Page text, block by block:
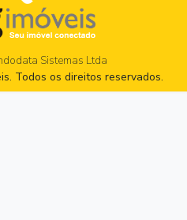
Sistemas Ltda
Todos os direitos reservados.